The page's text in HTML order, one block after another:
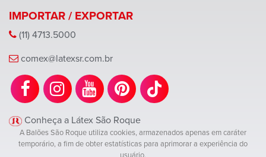
IMPORTAR / EXPORTAR
(11) 4713.5000
comex@latexsr.com.br
Conheça a Látex São Roque
A Balões São Roque utiliza cookies, armazenados apenas em caráter
temporário, a fim de obter estatísticas para aprimorar a experiência do